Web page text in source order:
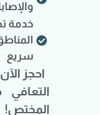
خدمة
سريع
احجز
التعافي
المختص!